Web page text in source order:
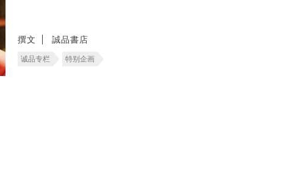
撰文 誠品書店
诚品专栏 特别企画